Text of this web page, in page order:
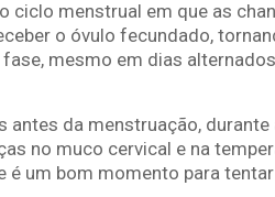
ciclo menstrual em que as
o óvulo fecundado,
mesmo em dias
da menstruação,
no muco cervical e na
um bom momento para tentar